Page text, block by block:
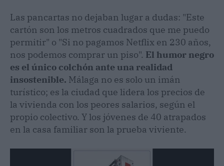
Las pancartas no dejaban lugar a dudas: "Este
cartón son los metros cuadrados que me puedo
permitir" o "Si no pagamos Netflix en 230 años,
nos podemos comprar un piso". El humor negro
es el único colchón ante una realidad
insostenible. Málaga no es solo un imán
turístico; es la ciudad que lidera los precios de
la vivienda con los peores salarios, según el
propio colectivo. Y los jóvenes de 40 atrapados
en la casa familiar son la prueba viviente.